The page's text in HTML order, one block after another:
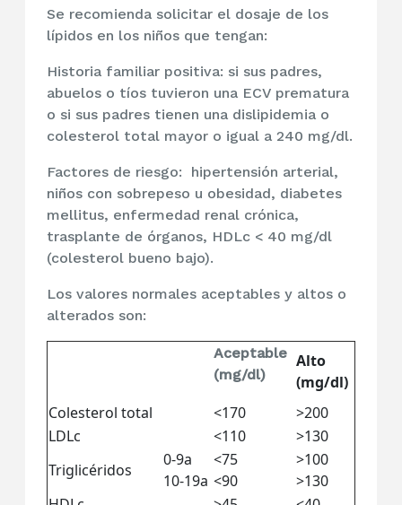
Se recomienda solicitar el dosaje de los
lípidos en los niños que tengan:
Historia familiar positiva: si sus padres,
abuelos o tíos tuvieron una ECV prematura
o si sus padres tienen una dislipidemia o
colesterol total mayor o igual a 240 mg/dl.
Factores de riesgo: hipertensión arterial,
niños con sobrepeso u obesidad, diabetes
mellitus, enfermedad renal crónica,
trasplante de órganos, HDLc < 40 mg/dl
(colesterol bueno bajo).
Los valores normales aceptables y altos o
alterados son:
Aceptable
(mg/dl)
Alto
(mg/dl)
Colesterol total
<170
>200
LDLc
<110
>130
Triglicéridos
0-9a
10-19a
<75
<90
>100
>130